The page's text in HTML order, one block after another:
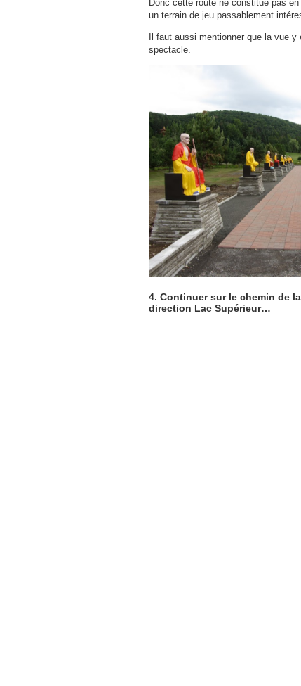
Donc cette route ne constitue pas
un terrain de jeu passablement
Il faut aussi mentionner que la vue
spectacle.
4. Continuer sur le chemin de
direction Lac Supérieur…